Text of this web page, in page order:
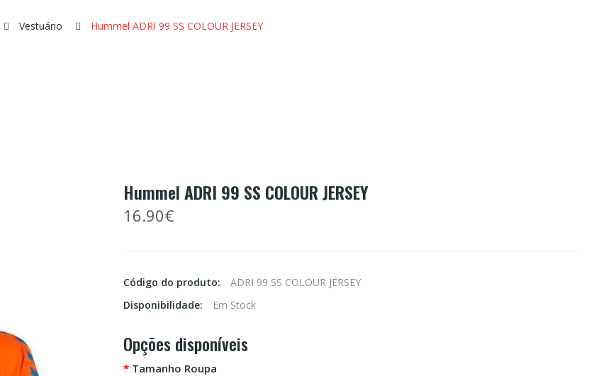
Vestuário Hummel ADRI 99 SS COLOUR JERSEY
Hummel ADRI 99 SS COLOUR JERSEY
16.90€
Código do produto:
ADRI 99 SS COLOUR JERSEY
Disponibilidade:
Em Stock
Opções disponíveis
Tamanho Roupa